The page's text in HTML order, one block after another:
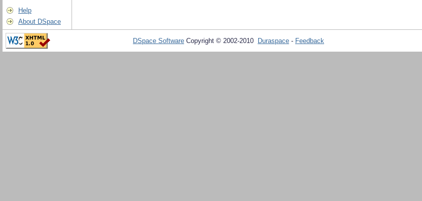
Help
About DSpace
DSpace Software Copyright © 2002-2010 Duraspace - Feedback